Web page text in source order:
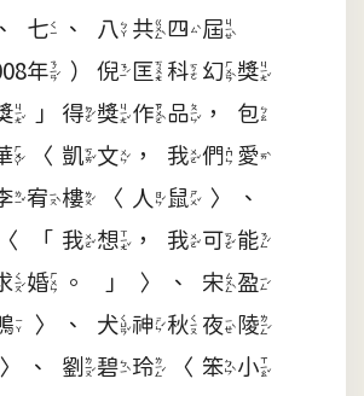
七、八共四屆
年）倪匡科幻獎
」得獎作品，包
〈凱文，我們愛
宥樓〈人鼠〉、
「我想，我可能
婚。」〉、宋盈
〉、犬神秋夜陵
、劉碧玲〈笨小